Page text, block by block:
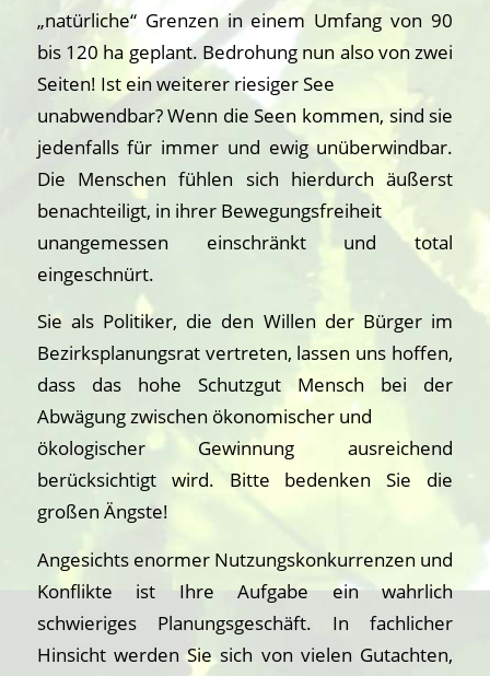
„natürliche“ Grenzen in einem Umfang von 90
bis 120 ha geplant. Bedrohung nun also von zwei
Seiten! Ist ein weiterer riesiger See
unabwendbar? Wenn die Seen kommen, sind sie
jedenfalls für immer und ewig unüberwindbar.
Die Menschen fühlen sich hierdurch äußerst
benachteiligt, in ihrer Bewegungsfreiheit
unangemessen einschränkt und total
eingeschnürt.
Sie als Politiker, die den Willen der Bürger im
Bezirksplanungsrat vertreten, lassen uns hoffen,
dass das hohe Schutzgut Mensch bei der
Abwägung zwischen ökonomischer und
ökologischer Gewinnung ausreichend
berücksichtigt wird. Bitte bedenken Sie die
großen Ängste!
Angesichts enormer Nutzungskonkurrenzen und
Konflikte ist Ihre Aufgabe ein wahrlich
schwieriges Planungsgeschäft. In fachlicher
Hinsicht werden Sie sich von vielen Gutachten,